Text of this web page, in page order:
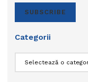
SUBSCRIBE
Categorii